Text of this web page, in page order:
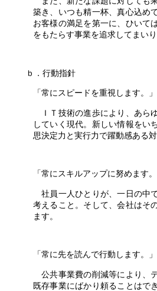
築き、いつも精一杯、真心込め
お客様の満足を第一に、ひいて
をもたらす事業を追求してまいり
ｂ．行動指針
「常にスピードを重視します。」
ＩＴ技術の進歩により、あら
していく現代。新しい情報をい
思決定力と実行力で躍動感ある
「常にスキルアップに努めます。
社員一人ひとりが、一日の中
考えること。そして、会社はそ
ます。
「常に先を読んで行動します。」
公共事業費の削減等により、
既存事業にばかり頼ることはで